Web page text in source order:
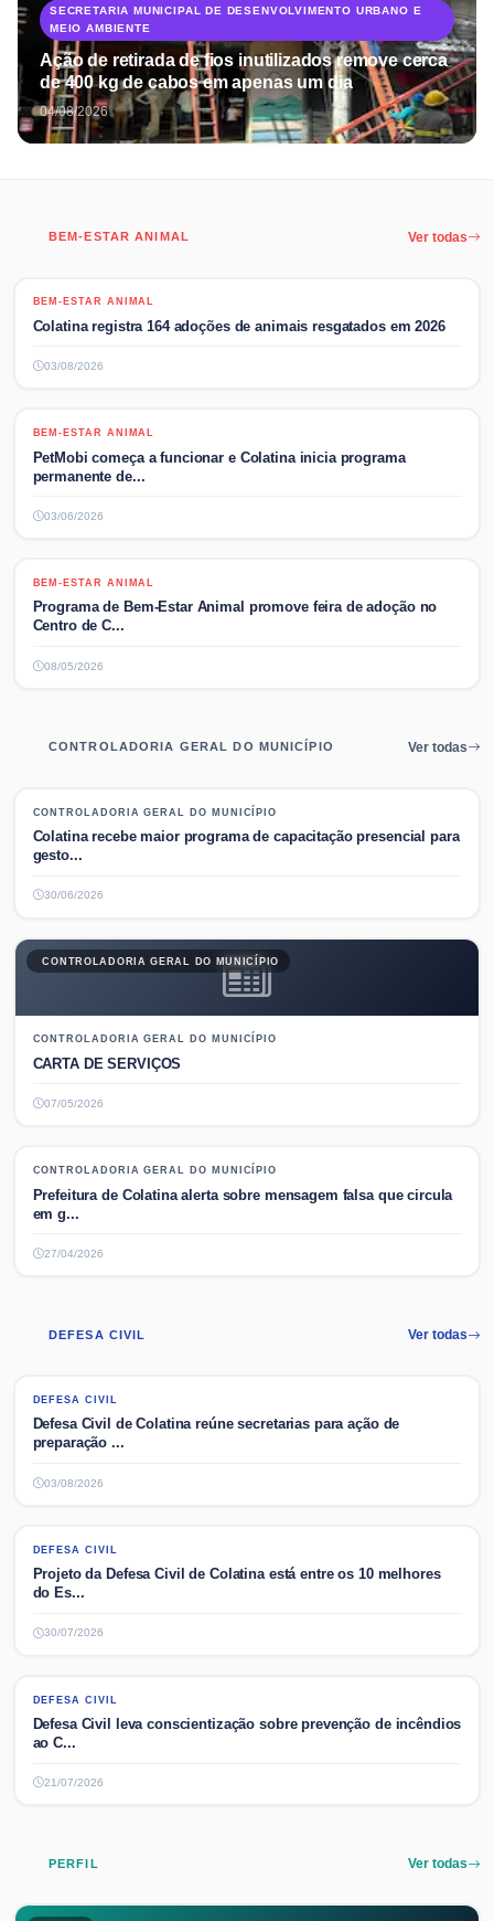
SECRETARIA MUNICIPAL DE DESENVOLVIMENTO URBANO E
MEIO AMBIENTE
Ação de retirada de fios inutilizados remove cerca
de 400 kg de cabos em apenas um dia
04/08/2026
BEM-ESTAR ANIMAL Ver todas
BEM-ESTAR ANIMAL
BEM-ESTAR ANIMAL
Colatina registra 164 adoções de animais resgatados em 2026
03/08/2026
BEM-ESTAR ANIMAL
BEM-ESTAR ANIMAL
PetMobi começa a funcionar e Colatina inicia programa
permanente de...
03/06/2026
BEM-ESTAR ANIMAL
BEM-ESTAR ANIMAL
Programa de Bem-Estar Animal promove feira de adoção no
Centro de C...
08/05/2026
CONTROLADORIA GERAL DO MUNICÍPIO Ver todas
CONTROLADORIA GERAL DO MUNICÍPIO
CONTROLADORIA GERAL DO MUNICÍPIO
Colatina recebe maior programa de capacitação presencial para
gesto...
30/06/2026
CONTROLADORIA GERAL DO MUNICÍPIO
CONTROLADORIA GERAL DO MUNICÍPIO
CARTA DE SERVIÇOS
07/05/2026
CONTROLADORIA GERAL DO MUNICÍPIO
CONTROLADORIA GERAL DO MUNICÍPIO
Prefeitura de Colatina alerta sobre mensagem falsa que circula
em g...
27/04/2026
DEFESA CIVIL Ver todas
DEFESA CIVIL
DEFESA CIVIL
Defesa Civil de Colatina reúne secretarias para ação de
preparação ...
03/08/2026
DEFESA CIVIL
DEFESA CIVIL
Projeto da Defesa Civil de Colatina está entre os 10 melhores
do Es...
30/07/2026
DEFESA CIVIL
DEFESA CIVIL
Defesa Civil leva conscientização sobre prevenção de incêndios
ao C...
21/07/2026
PERFIL Ver todas